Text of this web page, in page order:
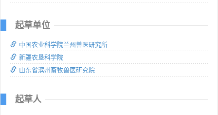
起草单位
中国农业科学院兰州兽医研究所
新疆农垦科学院
山东省滨州畜牧兽医研究院
起草人